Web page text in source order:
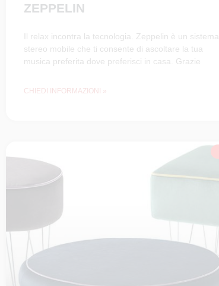
ZEPPELIN
Il relax incontra la tecnologia. Zeppelin è un sistema
stereo mobile che ti consente di ascoltare la tua
musica preferita dove preferisci in casa. Grazie
CHIEDI INFORMAZIONI »